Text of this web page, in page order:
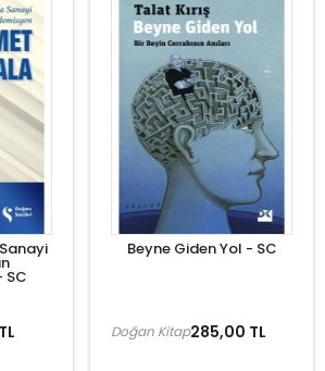
SC
Beyne Giden Yol - SC
285,00 TL
Doğan Kitap